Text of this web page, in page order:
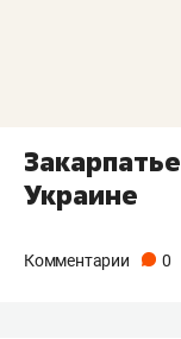
Украине
Комментарии 0